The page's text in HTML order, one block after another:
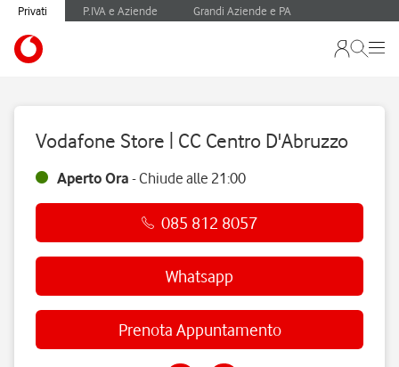
Privati P.IVA e Aziende Grandi Aziende e PA
Vodafone Store | CC Centro D'Abruzzo
Aperto Ora -Chiude alle 21:00
085 812 8057
Whatsapp
Prenota Appuntamento